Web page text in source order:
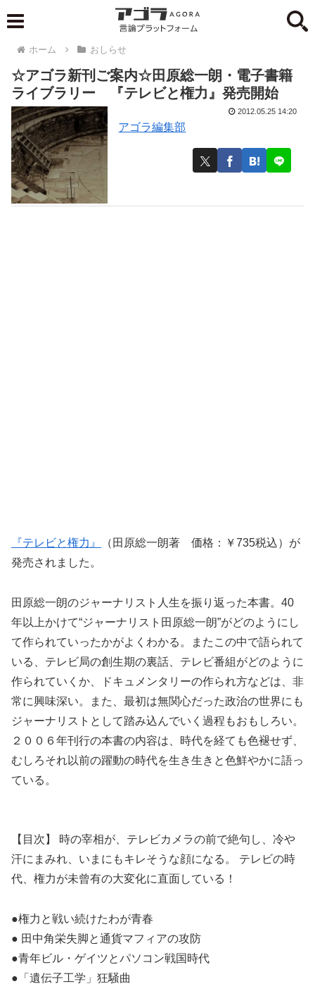
ホーム おしらせ
☆アゴラ新刊ご案内☆田原総一朗・電子書籍
ライブラリー 『テレビと権力』発売開始
アゴラ編集部
2012.05.25 14:20
『テレビと権力』
（田原総一朗著 価格：￥735税込）が
発売されました。
田原総一朗のジャーナリスト人生を振り返った本書。40
年以上かけて“ジャーナリスト田原総一朗”がどのようにし
て作られていったかがよくわかる。またこの中で語られて
いる、テレビ局の創生期の裏話、テレビ番組がどのように
作られていくか、ドキュメンタリーの作られ方などは、非
常に興味深い。また、最初は無関心だった政治の世界にも
ジャーナリストとして踏み込んでいく過程もおもしろい。
２００６年刊行の本書の内容は、時代を経ても色褪せず、
むしろそれ以前の躍動の時代を生き生きと色鮮やかに語っ
ている。
【目次】 時の宰相が、テレビカメラの前で絶句し、冷や
汗にまみれ、いまにもキレそうな顔になる。 テレビの時
代、権力が未曾有の大変化に直面している！
●権力と戦い続けたわが青春
● 田中角栄失脚と通貨マフィアの攻防
●青年ビル・ゲイツとパソコン戦国時代
●「遺伝子工学」狂騒曲